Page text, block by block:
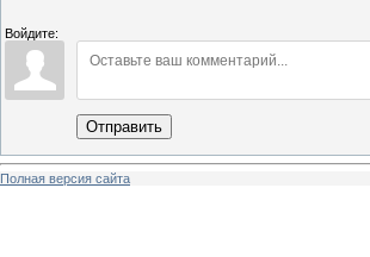
Войдите:
Отправить
Полная версия сайта